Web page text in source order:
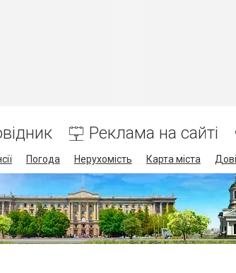
Реклама на сайті
Погода Нерухомість Карта міста